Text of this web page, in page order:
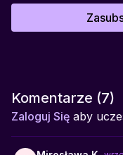
Komentarze (7)
Zaloguj Się aby